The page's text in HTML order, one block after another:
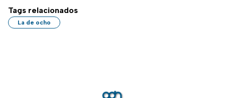
Tags relacionados
La de ocho